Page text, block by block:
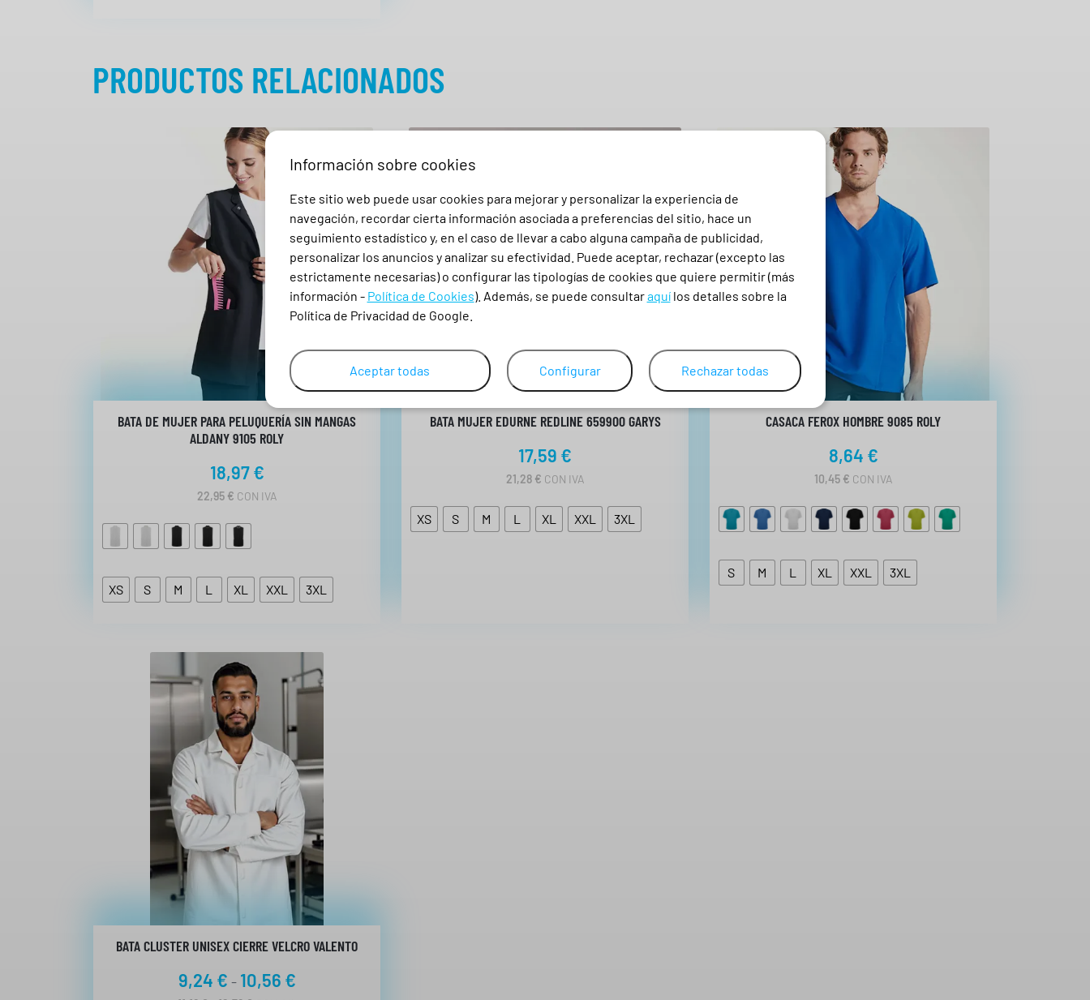
PRODUCTOS RELACIONADOS
BATA DE MUJER PARA PELUQUERÍA SIN MANGAS
ALDANY 9105 ROLY
18,97€
22,95 € CON IVA
XS S M L XL XXL 3XL
BATA MUJER EDURNE REDLINE 659900 GARYS
17,59 €
21,28 € CON IVA
XS S M L XL XXL 3XL
CASACA FEROX HOMBRE 9085 ROLY
8,64 €
10,45 € CON IVA
S M L XL XXL 3XL
BATA CLUSTER UNISEX CIERRE VELCRO VALENTO
9,24 € - 10,56 €R
Información sobre cookies
Este sitio web puede usar cookies para mejorar y personalizar la experiencia de
navegación, recordar cierta información asociada a preferencias del sitio, hace un
seguimiento estadístico y, en el caso de llevar a cabo alguna campaña de publicidad,
personalizar los anuncios y analizar su efectividad. Puede aceptar, rechazar (excepto las
estrictamente necesarias) o configurar las tipologías de cookies que quiere permitir (más
información - Política de Cookies). Además, se puede consultaraquílos detalles sobre la
Política de Privacidad de Google.
Aceptar todas Configurar Rechazar todas